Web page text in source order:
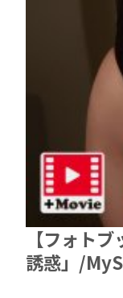
【フォト
誘惑」/